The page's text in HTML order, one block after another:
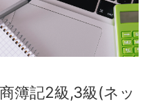
簿記2級,3級(ネッ